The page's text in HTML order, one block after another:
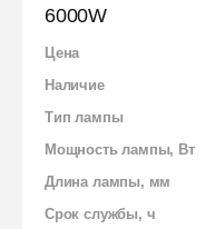
6000W
Цена
Наличие
Тип лампы
Мощность лампы, Вт
Длина лампы, мм
Срок службы, ч